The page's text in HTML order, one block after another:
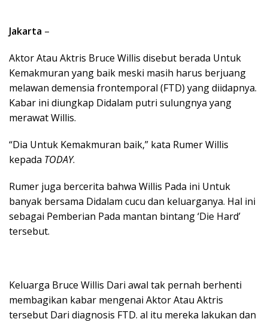
Jakarta –
Aktor Atau Aktris Bruce Willis disebut berada Untuk
Kemakmuran yang baik meski masih harus berjuang
melawan demensia frontemporal (FTD) yang diidapnya.
Kabar ini diungkap Didalam putri sulungnya yang
merawat Willis.
“Dia Untuk Kemakmuran baik,” kata Rumer Willis
kepada TODAY.
Rumer juga bercerita bahwa Willis Pada ini Untuk
banyak bersama Didalam cucu dan keluarganya. Hal ini
sebagai Pemberian Pada mantan bintang ‘Die Hard’
tersebut.
Keluarga Bruce Willis Dari awal tak pernah berhenti
membagikan kabar mengenai Aktor Atau Aktris
tersebut Dari diagnosis FTD. al itu mereka lakukan dan